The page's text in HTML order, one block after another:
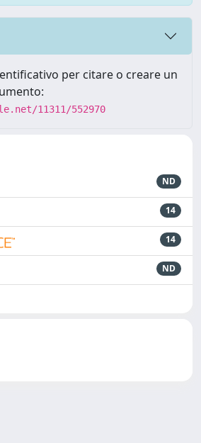
per citare o creare un
11311/552970
ND
14
14
ND